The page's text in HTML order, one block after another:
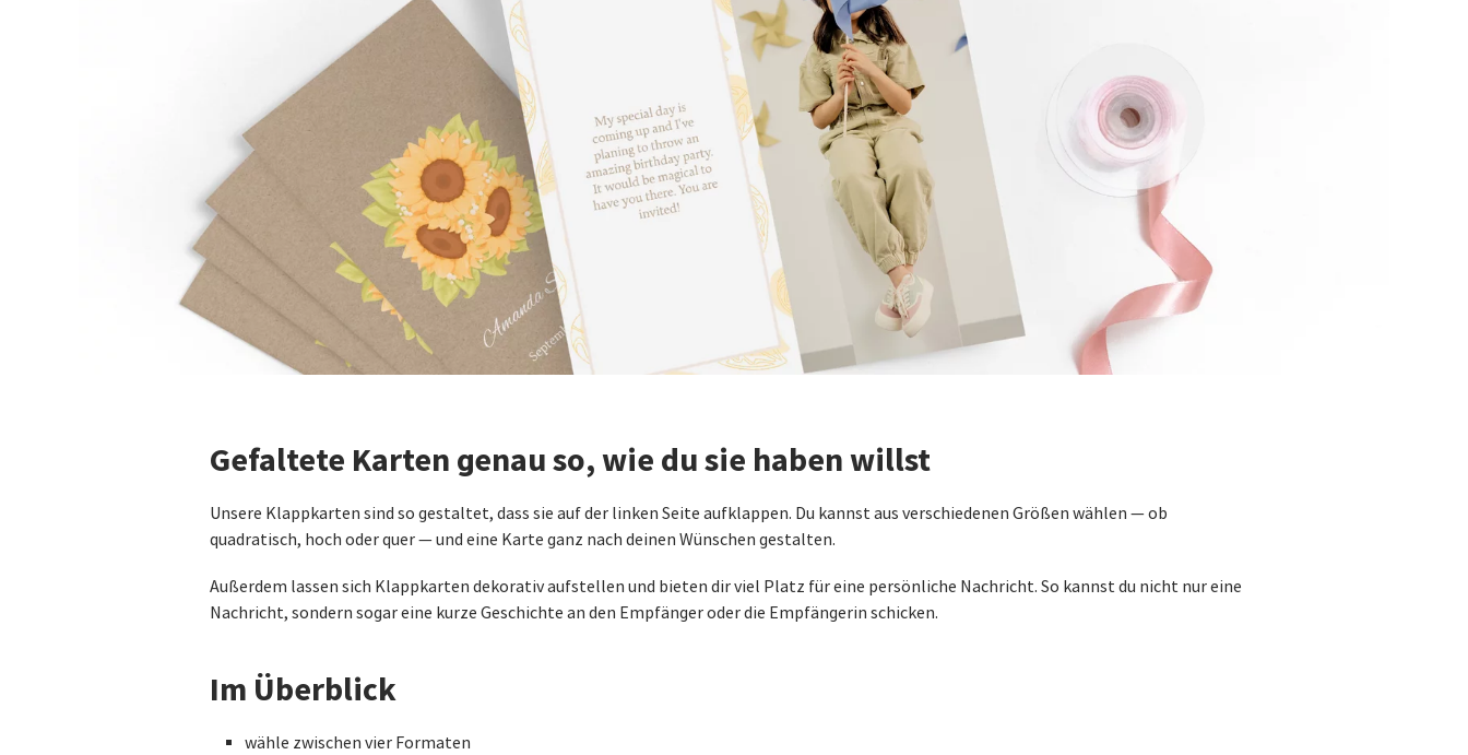
Gefaltete Karten genau so, wie du sie haben willst
Unsere Klappkarten sind so gestaltet, dass sie auf der linken Seite aufklappen. Du kannst aus verschiedenen Größen wählen — ob
quadratisch, hoch oder quer — und eine Karte ganz nach deinen Wünschen gestalten.
Außerdem lassen sich Klappkarten dekorativ aufstellen und bieten dir viel Platz für eine persönliche Nachricht. So kannst du nicht nur eine
Nachricht, sondern sogar eine kurze Geschichte an den Empfänger oder die Empfängerin schicken.
Im Überblick
wähle zwischen vier Formaten